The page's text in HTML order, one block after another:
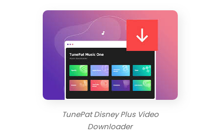
TunePat Disney Plus Video
Downloader